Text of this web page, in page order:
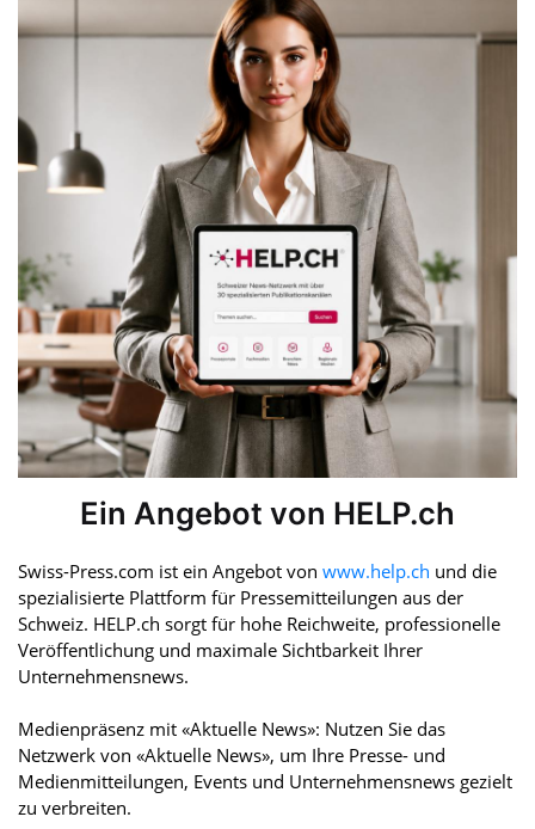
Ein Angebot von HELP.ch
Swiss-Press.com ist ein Angebot von www.help.ch und die
spezialisierte Plattform für Pressemitteilungen aus der
Schweiz. HELP.ch sorgt für hohe Reichweite, professionelle
Veröffentlichung und maximale Sichtbarkeit Ihrer
Unternehmensnews.
Medienpräsenz mit «Aktuelle News»: Nutzen Sie das
Netzwerk von «Aktuelle News», um Ihre Presse- und
Medienmitteilungen, Events und Unternehmensnews gezielt
zu verbreiten.